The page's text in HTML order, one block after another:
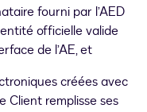
fourni par l’AED
officielle valide
de l’AE, et
créées avec
Client remplisse ses